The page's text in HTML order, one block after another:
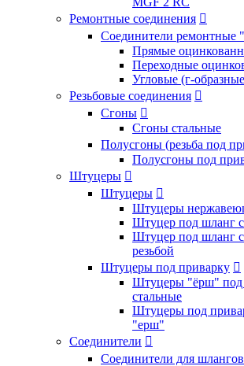
Ремонтные соединения 
Соединители ремонтные
Прямые
Переходные
Угловые (г-
Резьбовые соединения 
Сгоны 
Сгоны стальные
Полусгоны (резьба под
Полусгоны под
Штуцеры 
Штуцеры 
Штуцеры
Штуцер под шланг
Штуцер под шланг
резьбой
Штуцеры под приварку 
Штуцеры "ёрш" под
стальные
Штуцеры под
"ерш"
Соединители 
Соединители для